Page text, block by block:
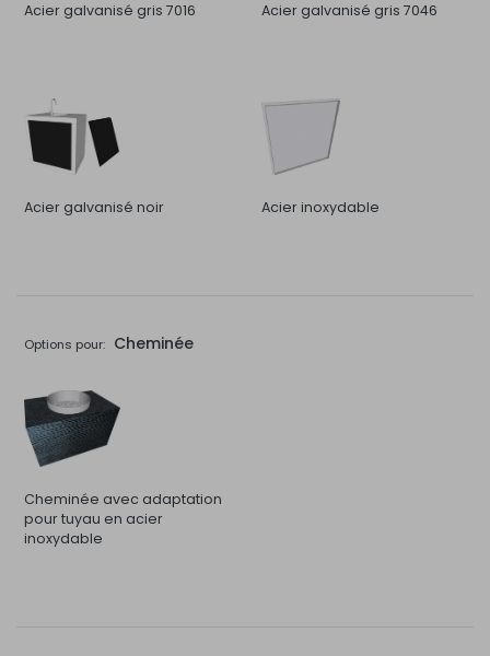
Acier galvanisé gris 7016 Acier galvanisé gris 7046
Acier galvanisé noir Acier inoxydable
Options pour: Cheminée
Cheminée avec adaptation
pour tuyau en acier
inoxydable